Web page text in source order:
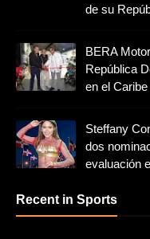
de su
BERA
República
en el Caribe
Steffany
dos
evaluación
Recent in Sports